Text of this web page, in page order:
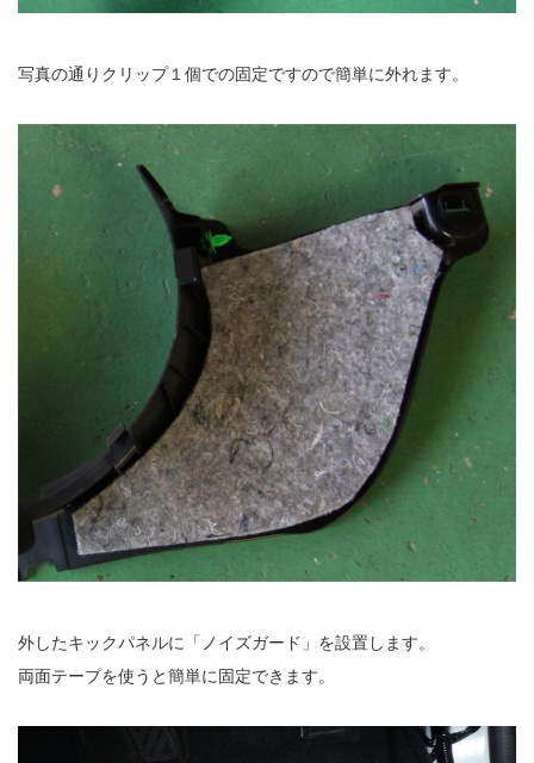
写真の通りクリップ１個での固定ですので簡単に外れます。
外したキックパネルに「ノイズガード」を設置します。
両面テープを使うと簡単に固定できます。